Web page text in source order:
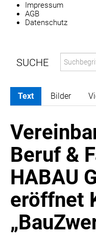
Impressum
AGB
Datenschutz
MELDUNGEN
ATOMBODY
ATELIER JUNGWIRTH
BAIN & COMPANY
CROWE SOT
DIE UMSETZER
EGGERS & FRANKE
Text Bilder
Beruf &
HABAU
eröffnet